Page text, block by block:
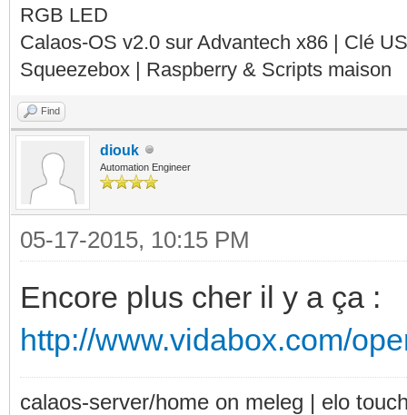
RGB LED
Calaos-OS v2.0 sur Advantech x86 | Clé
Squeezebox | Raspberry & Scripts maison
Find
diouk
Automation Engineer
05-17-2015, 10:15 PM
Encore plus cher il y a ça :
http://www.vidabox.com/
calaos-server/home on meleg | elo